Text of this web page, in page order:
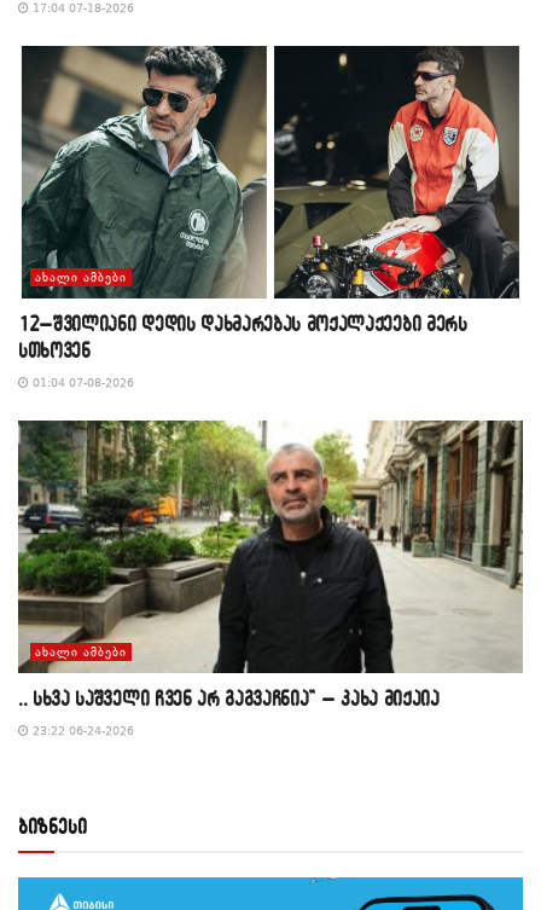
17:04 07-18-2026
ᲐᲮᲐᲚᲘ ᲐᲛᲑᲔᲑᲘ
12–შვილიანი დედის დახმარებას მოქალაქეები მერს
სთხოვენ
01:04 07-08-2026
ᲐᲮᲐᲚᲘ ᲐᲛᲑᲔᲑᲘ
,, სხვა საშველი ჩვენ არ გაგვაჩნია” – კახა მიქაია
23:22 06-24-2026
ბიზნესი